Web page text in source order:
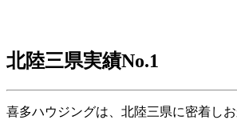
北陸三県実績No.1
喜多ハウジングは、北陸三県に密着し